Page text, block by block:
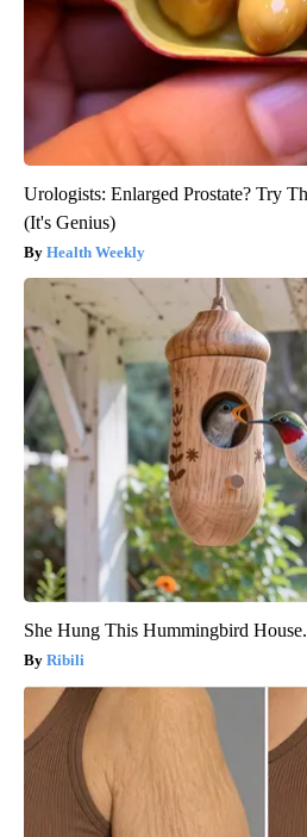
Urologists: Enlarged Prostate? Try
(It's Genius)
Health Weekly
She Hung This Hummingbird
Ribili